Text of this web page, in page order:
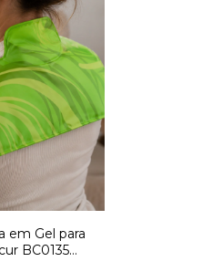
em Gel para
BC0135